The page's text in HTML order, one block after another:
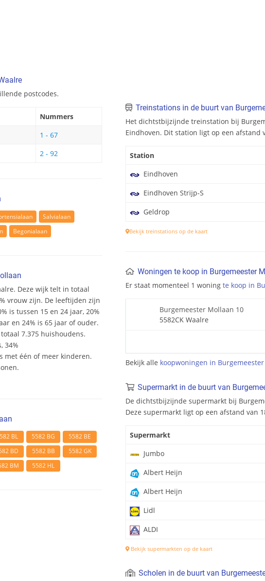
postcodes.
Nummers
1 - 67
2 - 92
Salvialaan
Begonialaan
Deze wijk telt in totaal
vrouw zijn. De leeftijden zijn
is tussen 15 en 24 jaar, 20%
en 24% is 65 jaar of ouder.
7.375 huishoudens.
34%
met één of meer kinderen.
BL 5582 BG
5582 BE
BD 5582 BB
5582 GK
BM 5582 HL
Treinstations in de buurt van
Het dichtstbijzijnde treinstation bij
Eindhoven. Dit station ligt op een afstand
Station
Eindhoven
Eindhoven Strijp-S
Geldrop
Bekijk treinstations op de kaart
Woningen te koop in Burgemeester
Er staat momenteel 1 woning te koop in
Burgemeester Mollaan 10
5582CK Waalre
Bekijk alle koopwoningen in
Supermarkt in de buurt van
De dichtstbijzijnde supermarkt bij
Deze supermarkt ligt op een afstand van
Supermarkt
Jumbo
Albert Heijn
Albert Heijn
Lidl
ALDI
Bekijk supermarkten op de kaart
Scholen in de buurt van